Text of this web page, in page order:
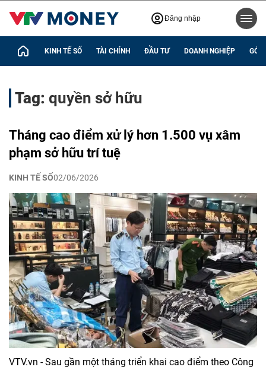
Đăng nhập
KINH TẾ SỐ TÀI CHÍNH ĐẦU TƯ DOANH NGHIỆP GÓC
Tag: quyền sở hữu
Tháng cao điểm xử lý hơn 1.500 vụ xâm
phạm sở hữu trí tuệ
KINH TẾ SỐ02/06/2026
VTV.vn - Sau gần một tháng triển khai cao điểm theo Công